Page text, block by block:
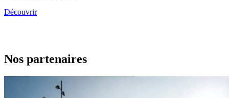
Découvrir
Nos partenaires